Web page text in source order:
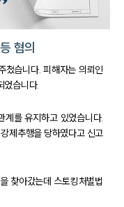
혐의
쳤습니다. 피해자는 의뢰인
었습니다.
를 유지하고 있었습니다.
제추행을 당하였다고 신고
찾아갔는데 스토킹처벌법